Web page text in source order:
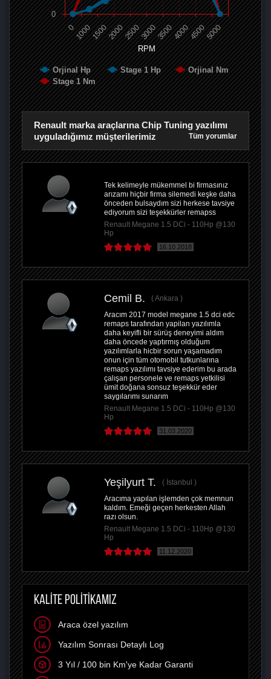
RPM
Orjinal Hp Stage 1 Hp
Orjinal Nm
Stage 1 Nm
0 100015002000250030003500400045005000
0
Renault marka araçlarına Chip Tuning yazılımı
uyguladığımız müşterilerimiz
Tüm yorumlar
Tek kelimeyle mükemmel bi firmasınız
arızamı hiçbir firma silemedi keşke daha
önceden bulsaydım sizi herkese tavsiye
ediyorum sizi teşekkürler remapss
Renault Megane 1.5 DCi - 110Hp @130
Hp
16.10.2018
Cemil B.
Ankara
Aracım 2017 model megane 1.5 dci edc
remaps tarafından yapilan yazılımla
daha keyifli bir sürüş deneyimi aldım
daha öncede yaptırmış olduğum
yazılımlarla hicbir sorun yaşamadım
onun için tüm otomobil tutkunlarına
remaps yazılımı tavsiye ederim bu arada
çalışan personele ve remaps yetkilisi
ümit doğana sonsuz teşekkür eder
saygılarımı sunarım
Renault Megane 1.5 DCi - 110Hp @130
Hp
31.03.2020
Yeşilyurt T.
İstanbul
Aracıma yapılan işlemden çok memnun
kaldım. Emeği geçen herkesten Allah
razı olsun.
Renault Megane 1.5 DCi - 110Hp @130
Hp
11.12.2020
KALİTE POLİTİKAMIZ
Araca özel yazılım
Yazılım Sonrası Detaylı Log
3 Yıl / 100 bin Km'ye Kadar Garanti